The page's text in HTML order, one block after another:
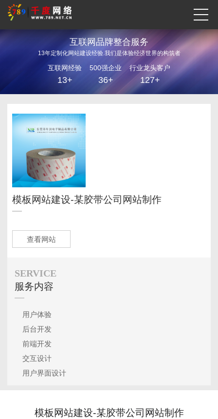
互联网品牌整合服务
13年定制化网站建设经验.我们是体验经济世界的构筑者
互联网经验
13+
500强企业
36+
行业龙头客户
127+
模板网站建设-某胶带公司网站制作
查看网站
SERVICE
服务内容
用户体验
后台开发
前端开发
交互设计
用户界面设计
模板网站建设-某胶带公司网站制作